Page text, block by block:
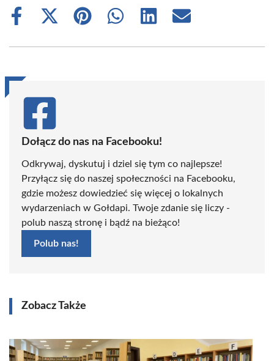
Share
Share
(Twitter)
Share
Share
Share
Share
Dołącz do nas na Facebooku!
Odkrywaj, dyskutuj i dziel się tym co najlepsze!
Przyłącz się do naszej społeczności na Facebooku,
gdzie możesz dowiedzieć się więcej o lokalnych
wydarzeniach w Gołdapi. Twoje zdanie się liczy -
polub naszą stronę i bądź na bieżąco!
Polub nas!
Zobacz Także